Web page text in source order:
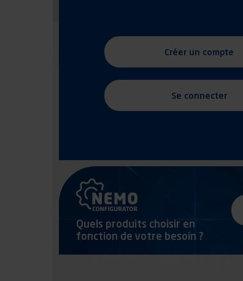
Créer un compte
Se connecter
Quels produits choisir en
fonction de votre besoin ?